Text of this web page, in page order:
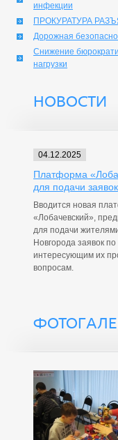
инфекции
ПРОКУРАТУРА
Дорожная
Снижение
нагрузки
НОВОСТИ
04.12.2025
Платформа
для подачи заявок
Вводится новая
«Лобачевский»,
для подачи
Новгорода заявок по
интересующим их
вопросам.